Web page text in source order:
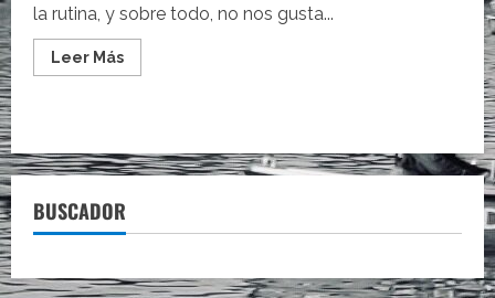
la rutina, y sobre todo, no nos gusta...
Leer MásLeer
más
la
semana
menos
BUSCADOR